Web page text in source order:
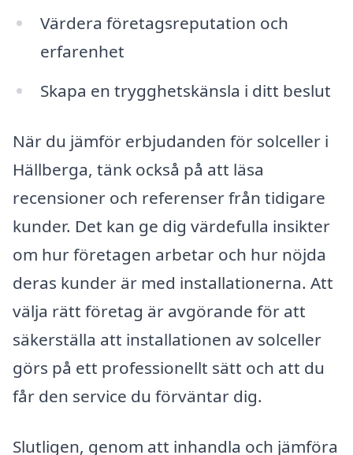
Värdera företagsreputation och
erfarenhet
Skapa en trygghetskänsla i ditt beslut
När du jämför erbjudanden för solceller i
Hällberga, tänk också på att läsa
recensioner och referenser från tidigare
kunder. Det kan ge dig värdefulla insikter
om hur företagen arbetar och hur nöjda
deras kunder är med installationerna. Att
välja rätt företag är avgörande för att
säkerställa att installationen av solceller
görs på ett professionellt sätt och att du
får den service du förväntar dig.
Slutligen, genom att inhandla och jämföra